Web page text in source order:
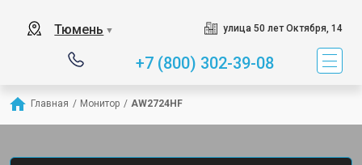
Тюмень ▼ улица 50 лет Октября, 14
+7 (800) 302-39-08
Главная / Монитор / AW2724HF